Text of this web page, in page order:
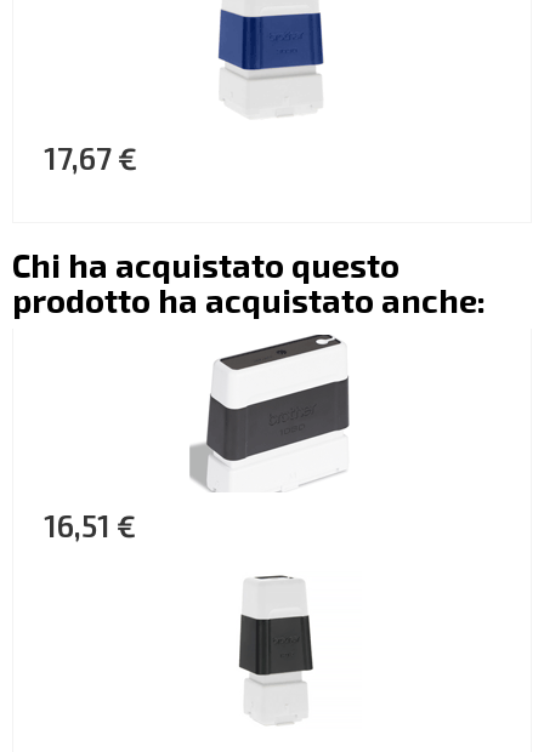
17,67 €
Chi ha acquistato questo
prodotto ha acquistato anche:
16,51 €